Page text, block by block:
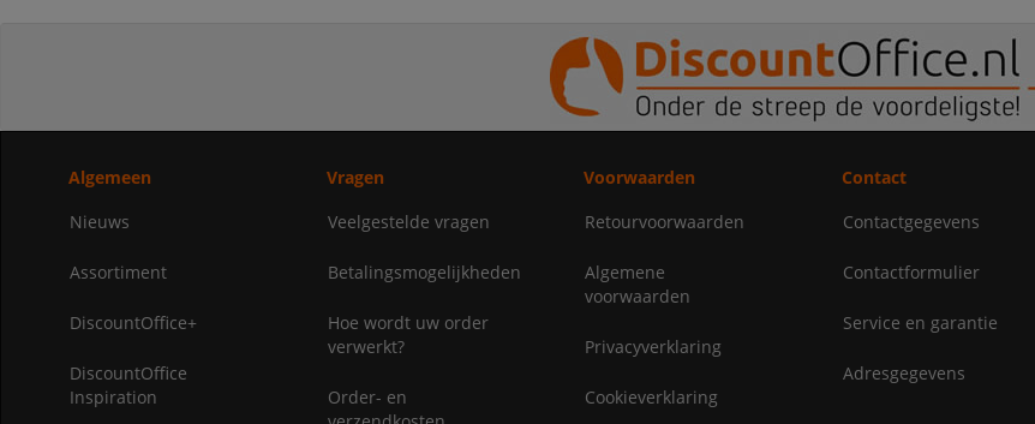
Algemeen
Nieuws
Assortiment
DiscountOffice+
DiscountOffice
Inspiration
Vragen
Veelgestelde vragen
Betalingsmogelijkheden
Hoe wordt uw order
verwerkt?
Order- en
Voorwaarden
Retourvoorwaarden
Algemene
voorwaarden
Privacyverklaring
Cookieverklaring
Contact
Contactgegevens
Contactformulier
Service en garantie
Adresgegevens